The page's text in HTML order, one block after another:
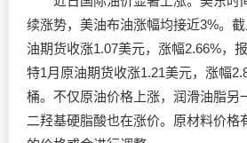
续涨势，美油布油涨幅均接近3%。
油期货收涨1.07美元，涨幅2.66%，
特1月原油期货收涨1.21美元，涨幅
桶。不仅原油价格上涨， 润滑油脂另
二羟基硬脂酸也在涨价。原材料价格